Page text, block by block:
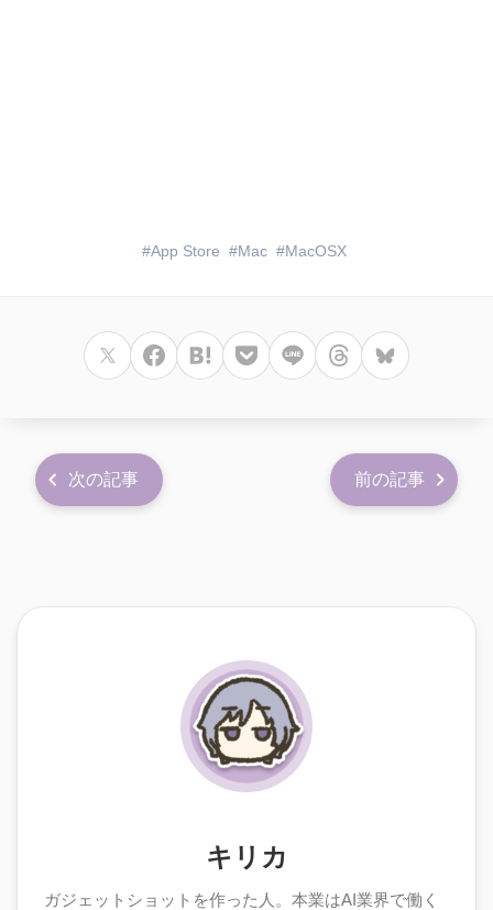
App Store Mac MacOSX
次の記事 前の記事
キリカ
ガジェットショットを作った人。本業はAI業界で働く